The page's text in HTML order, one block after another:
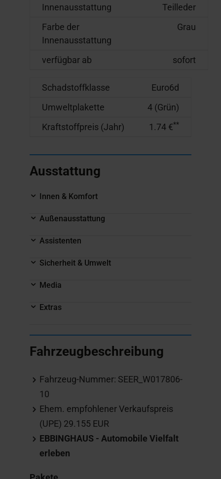
Innenausstattung
Teilleder
Farbe der
Innenausstattung
Grau
verfügbar ab sofort
Schadstoffklasse
Euro6d
Umweltplakette
4 (Grün)
Kraftstoffpreis (Jahr)
1.74 €**
Ausstattung
Innen & Komfort
Außenausstattung
Assistenten
Sicherheit & Umwelt
Media
Extras
Fahrzeugbeschreibung
Fahrzeug-Nummer: SEER_W017806-
10
Ehem. empfohlener Verkaufspreis
(UPE) 29.155 EUR
EBBINGHAUS - Automobile Vielfalt
erleben